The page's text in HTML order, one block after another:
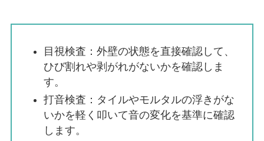
目視検査：外壁の状態を直接確認して、
ひび割れや剥がれがないかを確認しま
す。
打音検査：タイルやモルタルの浮きがな
いかを軽く叩いて音の変化を基準に確認
します。